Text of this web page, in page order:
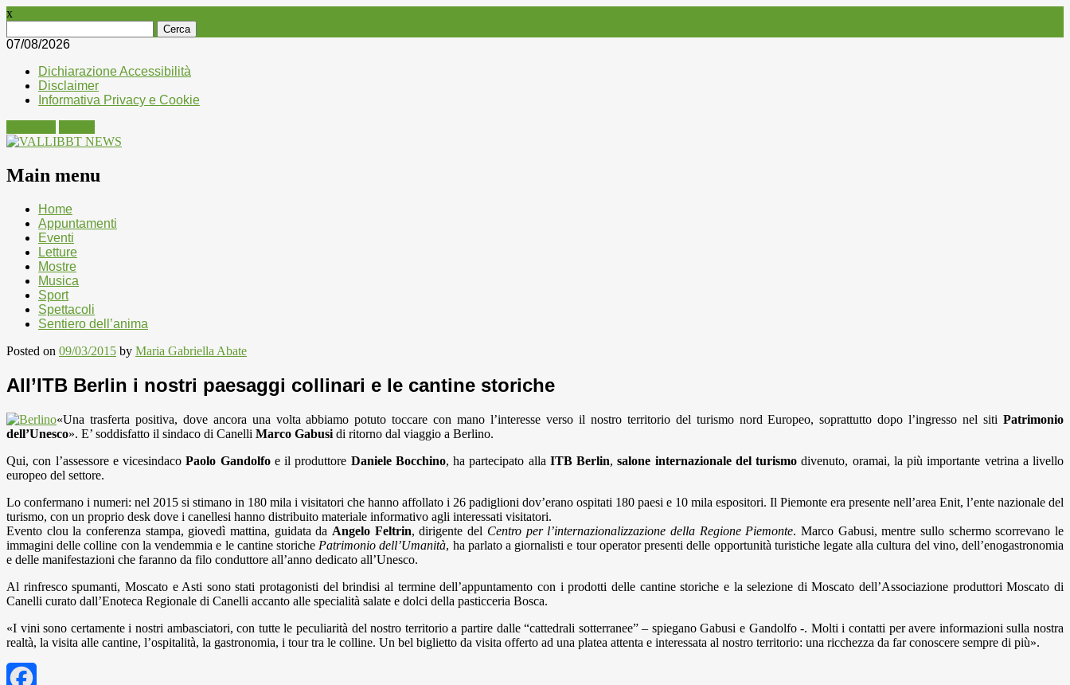
x
per:
07/08/2026
Dichiarazione Accessibilità
Disclaimer
Informativa Privacy e Cookie
Main menu
Skip
content
Home
Appuntamenti
Eventi
Letture
Mostre
Musica
Sport
Spettacoli
Sentiero dell’anima
Posted on 09/03/2015 by Maria Gabriella Abate
All’ITB Berlin i nostri paesaggi collinari e le cantine storiche
«Una trasferta positiva, dove ancora una volta abbiamo potuto toccare con mano l’interesse verso il nostro territorio del turismo nord Europeo, soprattutto dopo l’ingresso nel siti Patrimonio
dell’Unesco». E’ soddisfatto il sindaco di Canelli Marco Gabusi di ritorno dal viaggio a Berlino.
Qui, con l’assessore e vicesindacoPaolo Gandolfoe il produttore Daniele Bocchino, ha partecipato alla ITB Berlin,salone internazionale del turismo divenuto, oramai, la più importante vetrina a livello
europeo del settore.
Lo confermano i numeri: nel 2015 si stimano in 180 mila i visitatori che hanno affollato i 26 padiglioni dov’erano ospitati 180 paesi e 10 mila espositori. Il Piemonte era presente nell’area Enit, l’ente nazionale del
turismo, con un proprio desk dove i canellesi hanno distribuito materiale informativo agli interessati visitatori.
Evento clou la conferenza stampa, giovedì mattina, guidata da Angelo Feltrin, dirigente del Centro per l’internazionalizzazione della Regione Piemonte. Marco Gabusi, mentre sullo schermo scorrevano le
immagini delle colline con la vendemmia e le cantine storiche Patrimonio dell’Umanità, ha parlato a giornalisti e tour operator presenti delle opportunità turistiche legate alla cultura del vino, dell’enogastronomia
e delle manifestazioni che faranno da filo conduttore all’anno dedicato all’Unesco.
Al rinfresco spumanti, Moscato e Asti sono stati protagonisti del brindisi al termine dell’appuntamento con i prodotti delle cantine storiche e la selezione di Moscato dell’Associazione produttori Moscato di
Canelli curato dall’Enoteca Regionale di Canelli accanto alle specialità salate e dolci della pasticceria Bosca.
«I vini sono certamente i nostri ambasciatori, con tutte le peculiarità del nostro territorio a partire dalle “cattedrali sotterranee” – spiegano Gabusi e Gandolfo -. Molti i contatti per avere informazioni sulla nostra
realtà, la visita alle cantine, l’ospitalità, la gastronomia, i tour tra le colline. Un bel biglietto da visita offerto ad una platea attenta e interessata al nostro territorio: una ricchezza da far conoscere sempre di più».